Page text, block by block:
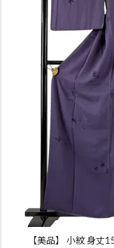
【美品】 小紋 身丈